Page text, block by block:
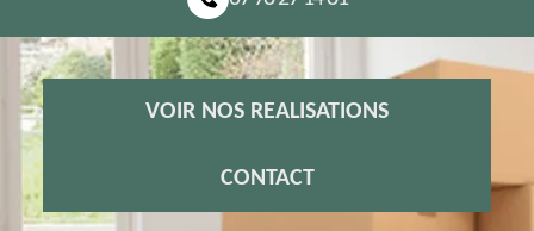
VOIR NOS REALISATIONS
CONTACT